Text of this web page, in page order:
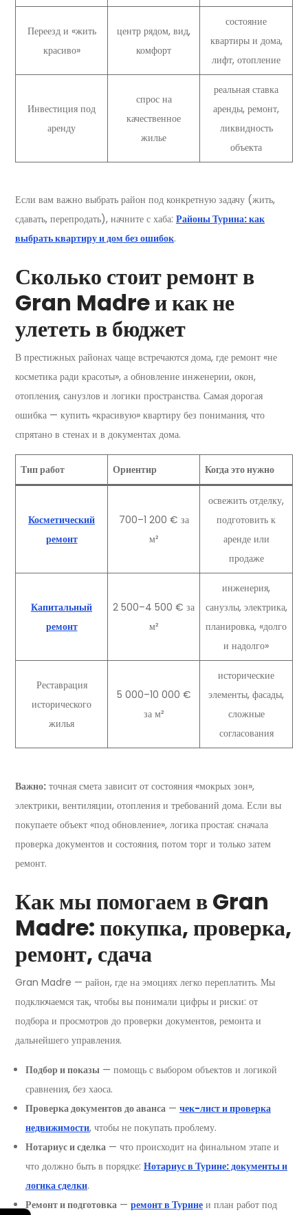
Переезд и «жить
красиво»
центр рядом, вид,
комфорт
состояние
квартиры и дома,
лифт, отопление
Инвестиция под
аренду
спрос на
качественное
жилье
реальная ставка
аренды, ремонт,
ликвидность
объекта
Если вам важно выбрать район под конкретную задачу (жить,
сдавать, перепродать), начните с хаба: Районы Турина: как
выбрать квартиру и дом без ошибок.
Сколько стоит ремонт в
Gran Madre и как не
улететь в бюджет
В престижных районах чаще встречаются дома, где ремонт «не
косметика ради красоты», а обновление инженерии, окон,
отопления, санузлов и логики пространства. Самая дорогая
ошибка — купить «красивую» квартиру без понимания, что
спрятано в стенах и в документах дома.
Тип работ Ориентир Когда это нужно
Косметический
ремонт
700–1 200 € за
м²
освежить отделку,
подготовить к
аренде или
продаже
Капитальный
ремонт
2 500–4 500 € за
м²
инженерия,
санузлы, электрика,
планировка, «долго
и надолго»
Реставрация
исторического
жилья
5 000–10 000 €
за м²
исторические
элементы, фасады,
сложные
согласования
Важно: точная смета зависит от состояния «мокрых зон»,
электрики, вентиляции, отопления и требований дома. Если вы
покупаете объект «под обновление», логика простая: сначала
проверка документов и состояния, потом торг и только затем
ремонт.
Как мы помогаем в Gran
Madre: покупка, проверка,
ремонт, сдача
Gran Madre — район, где на эмоциях легко переплатить. Мы
подключаемся так, чтобы вы понимали цифры и риски: от
подбора и просмотров до проверки документов, ремонта и
дальнейшего управления.
Подбор и показы — помощь с выбором объектов и логикой
сравнения, без хаоса.
Проверка документов до аванса — чек-лист и проверка
недвижимости, чтобы не покупать проблему.
Нотариус и сделка — что происходит на финальном этапе и
что должно быть в порядке: Нотариус в Турине: документы и
логика сделки.
Ремонт и подготовка — ремонт в Турине и план работ под